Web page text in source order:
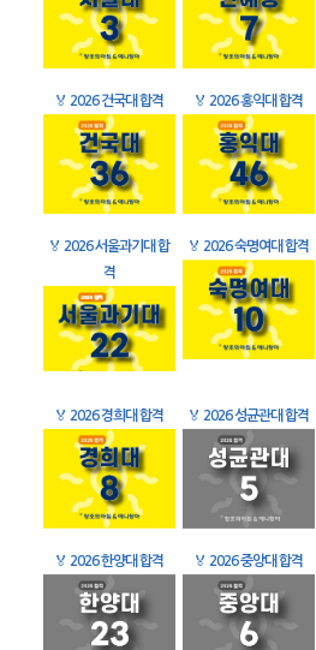
🏅 2026 건국대 합격 🏅 2026 홍익대 합격
🏅 2026 서울과기대 합
격
🏅 2026 숙명여대 합격
🏅 2026 경희대 합격 🏅 2026 성균관대 합격
🏅 2026 한양대 합격 🏅 2026 중앙대 합격